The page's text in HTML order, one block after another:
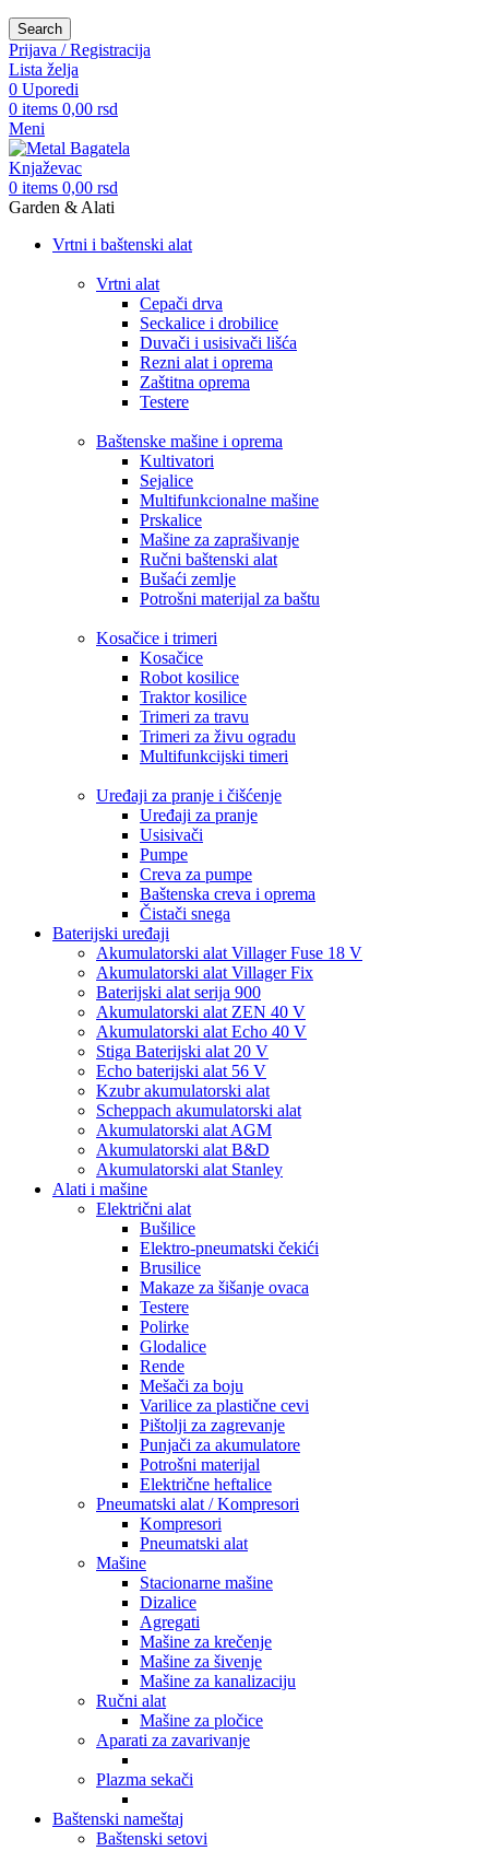
Search
Prijava / Registracija
Lista želja
0 Uporedi
0 items 0,00 rsd
Meni
0 items 0,00 rsd
Garden & Alati
Vrtni i baštenski alat
Vrtni alat
Cepači drva
Seckalice i drobilice
Duvači i usisivači lišća
Rezni alat i oprema
Zaštitna oprema
Testere
Baštenske mašine i oprema
Kultivatori
Sejalice
Multifunkcionalne mašine
Prskalice
Mašine za zaprašivanje
Ručni baštenski alat
Bušaći zemlje
Potrošni materijal za baštu
Kosačice i trimeri
Kosačice
Robot kosilice
Traktor kosilice
Trimeri za travu
Trimeri za živu ogradu
Multifunkcijski timeri
Uređaji za pranje i čišćenje
Uređaji za pranje
Usisivači
Pumpe
Creva za pumpe
Baštenska creva i oprema
Čistači snega
Baterijski uređaji
Akumulatorski alat Villager Fuse 18 V
Akumulatorski alat Villager Fix
Baterijski alat serija 900
Akumulatorski alat ZEN 40 V
Akumulatorski alat Echo 40 V
Stiga Baterijski alat 20 V
Echo baterijski alat 56 V
Kzubr akumulatorski alat
Scheppach akumulatorski alat
Akumulatorski alat AGM
Akumulatorski alat B&D
Akumulatorski alat Stanley
Alati i mašine
Električni alat
Bušilice
Elektro-pneumatski čekići
Brusilice
Makaze za šišanje ovaca
Testere
Polirke
Glodalice
Rende
Mešači za boju
Varilice za plastične cevi
Pištolji za zagrevanje
Punjači za akumulatore
Potrošni materijal
Električne heftalice
Pneumatski alat / Kompresori
Kompresori
Pneumatski alat
Mašine
Stacionarne mašine
Dizalice
Agregati
Mašine za krečenje
Mašine za šivenje
Mašine za kanalizaciju
Ručni alat
Mašine za pločice
Aparati za zavarivanje
Plazma sekači
Baštenski nameštaj
Baštenski setovi